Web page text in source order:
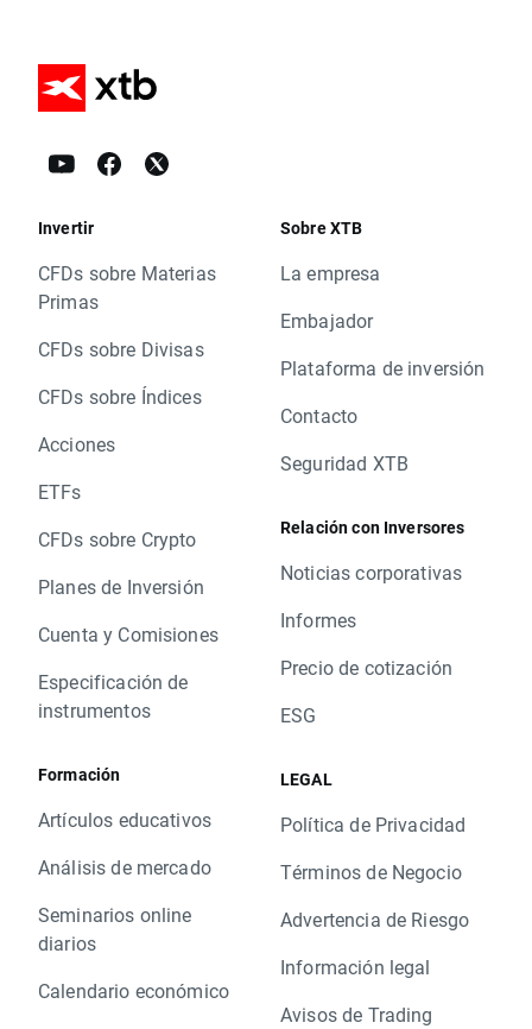
Invertir
CFDs sobre Materias
Primas
CFDs sobre Divisas
CFDs sobre Índices
Acciones
ETFs
CFDs sobre Crypto
Planes de Inversión
Cuenta y Comisiones
Especificación de
instrumentos
Formación
Artículos educativos
Análisis de mercado
Seminarios online
diarios
Calendario económico
Sobre XTB
La empresa
Embajador
Plataforma de inversión
Contacto
Seguridad XTB
Relación con Inversores
Noticias corporativas
Informes
Precio de cotización
ESG
LEGAL
Política de Privacidad
Términos de Negocio
Advertencia de Riesgo
Información legal
Avisos de Trading